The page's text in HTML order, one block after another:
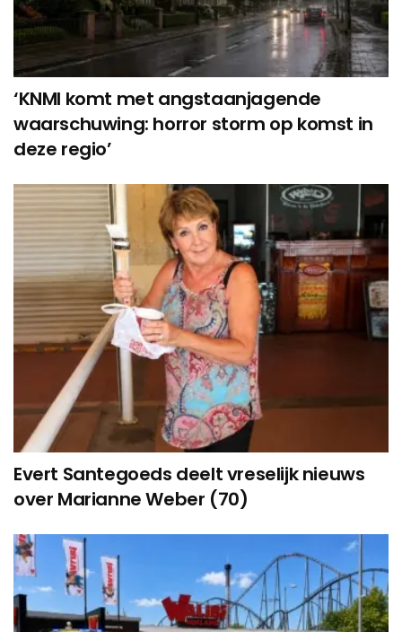
‘KNMI komt met angstaanjagende
waarschuwing: horror storm op komst in
deze regio’
Evert Santegoeds deelt vreselijk nieuws
over Marianne Weber (70)